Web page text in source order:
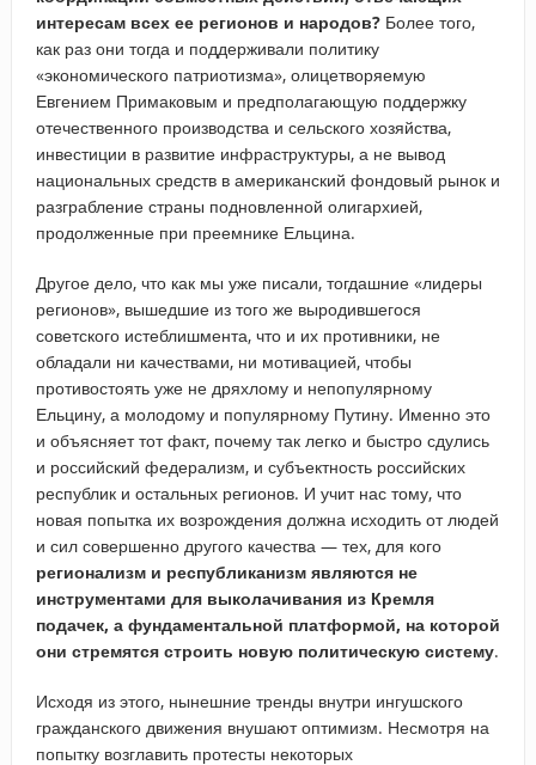
интересам всех ее регионов и народов?Более того,
как раз они тогда и поддерживали политику
«экономического патриотизма», олицетворяемую
Евгением Примаковым и предполагающую поддержку
отечественного производства и сельского хозяйства,
инвестиции в развитие инфраструктуры, а не вывод
национальных средств в американский фондовый рынок и
разграбление страны подновленной олигархией,
продолженные при преемнике Ельцина.
Другое дело, что как мы уже писали, тогдашние «лидеры
регионов», вышедшие из того же выродившегося
советского истеблишмента, что и их противники, не
обладали ни качествами, ни мотивацией, чтобы
противостоять уже не дряхлому и непопулярному
Ельцину, а молодому и популярному Путину. Именно это
и объясняет тот факт, почему так легко и быстро сдулись
и российский федерализм, и субъектность российских
республик и остальных регионов. И учит нас тому, что
новая попытка их возрождения должна исходить от людей
и сил совершенно другого качества — тех, для кого
регионализм и республиканизм являются не
инструментами для выколачивания из Кремля
подачек, а фундаментальной платформой, на которой
они стремятся строить новую политическую систему.
Исходя из этого, нынешние тренды внутри ингушского
гражданского движения внушают оптимизм. Несмотря на
попытку возглавить протесты некоторых